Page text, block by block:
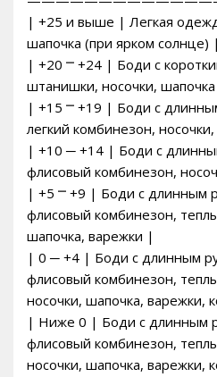
| +25 и выше | Легкая
шапочка (при ярком солнце) |
| +20 ⎻ +24 | Боди с
штанишки, носочки,
| +15 ⎻ +19 | Боди с
легкий комбинезон,
| +10 ─ +14 | Боди с
флисовый комбинезон,
| +5 ⎻ +9 | Боди с длинным
флисовый комбинезон,
шапочка, варежки |
| 0 ─ +4 | Боди с длинным
флисовый комбинезон,
носочки, шапочка, варежки,
| Ниже 0 | Боди с длинным
флисовый комбинезон,
носочки, шапочка, варежки,